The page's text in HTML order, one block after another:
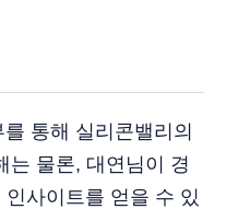
통해 실리콘밸리의
는 물론, 대연님이 경
사이트를 얻을 수 있